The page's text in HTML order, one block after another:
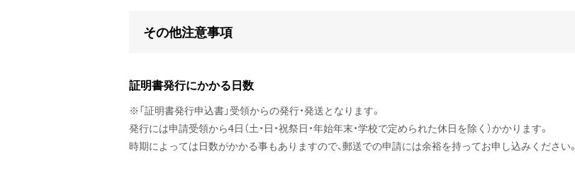
その他注意事項
証明書発行にかかる日数
※ 「証明書発行申込書」受領からの発行・発送となります。
発行には申請受領から4日（土・日・祝祭日・年始年末・学校で定められた休日を除く）かかります。
時期によっては日数がかかる事もありますので、郵送での申請には余裕を持ってお申し込みください。